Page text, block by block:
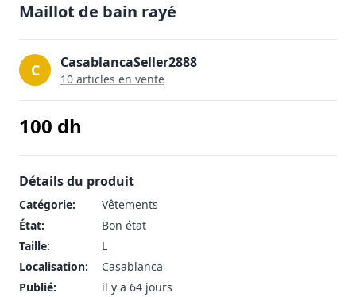
Maillot de bain rayé
C CasablancaSeller2888
10 articles en vente
100 dh
Détails du produit
Catégorie:
Vêtements
État:
Bon état
Taille:
L
Localisation:
Casablanca
Publié:
il y a 64 jours